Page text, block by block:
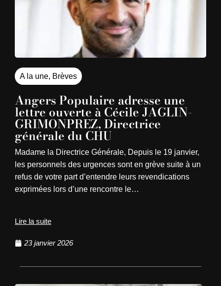
A la une, Brèves
Angers Populaire adresse une
lettre ouverte à Cécile JAGLIN-
GRIMONPREZ, Directrice
générale du CHU
Madame la Directrice Générale, Depuis le 19 janvier,
les personnels des urgences sont en grève suite à un
refus de votre part d’entendre leurs revendications
exprimées lors d’une rencontre le…
Lire la suite
23 janvier 2026